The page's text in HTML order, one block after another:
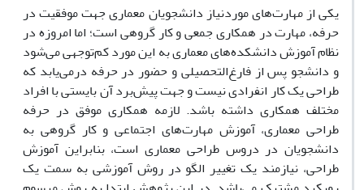
یکی از مهارت‌های موردنیاز دانشجویان معماری جهت موفقیت در
حرفه، مهارت در همکاری جمعی و کار گروهی است؛ اما امروزه در
نظام آموزش دانشکده‌های معماری به این مورد کم‌توجهی می‌شود
و دانشجو پس از فارغ‌التحصیلی و حضور در حرفه‌ درمی‌یابد که
طراحی یک کار انفرادی نیست و جهت پیش‌برد آن بایستی با افراد
مختلف همکاری داشته باشد. لازمه همکاری موفق در حرفه
طراحی معماری، آموزش مهارت‌های اجتماعی و کار گروهی به
دانشجویان در دروس طراحی معماری است، بنابراین آموزش
طراحی، نیازمند یک تغییر الگو در روش آموزشی به سمت یک